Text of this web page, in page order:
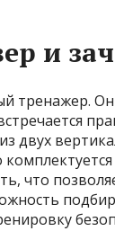
и
тренажер.
двух
что